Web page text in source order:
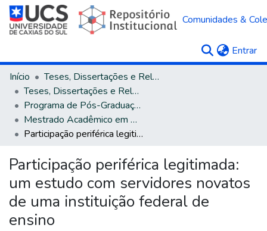
Comunidades &
Entrar
Início
Teses, Dissertações e Relatórios
Teses, Dissertações e Relatórios defendidos na UCS
Programa de Pós-Graduação em Administração
Mestrado Acadêmico em Administração
Participação periférica legitimada: um estudo com servidores novatos de uma instituição federal de ensino
Participação periférica legitimada:
um estudo com servidores novatos
de uma instituição federal de
ensino